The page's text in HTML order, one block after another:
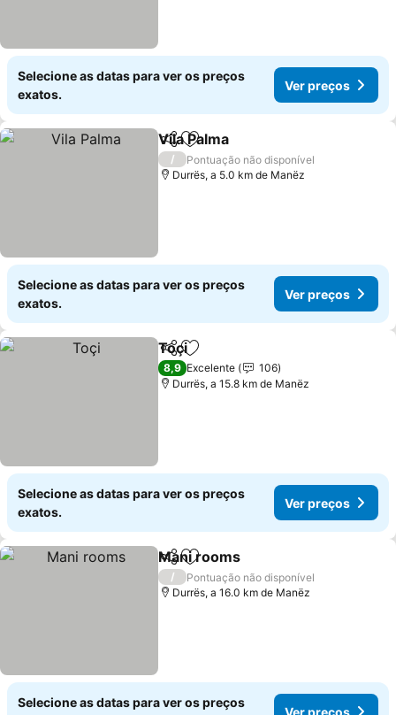
Selecione as datas para ver os preços
exatos.
Ver preços
PartilharAdicionar aos favoritos
Vila Palma
/
Pontuação não disponível
Durrës, a 5.0 km de Manëz
Selecione as datas para ver os preços
exatos.
Ver preços
PartilharAdicionar aos favoritos
Toçi
8,9 Excelente
106
Durrës, a 15.8 km de Manëz
Selecione as datas para ver os preços
exatos.
Ver preços
PartilharAdicionar aos favoritos
Mani rooms
/
Pontuação não disponível
Durrës, a 16.0 km de Manëz
Selecione as datas para ver os preços
Ver preços